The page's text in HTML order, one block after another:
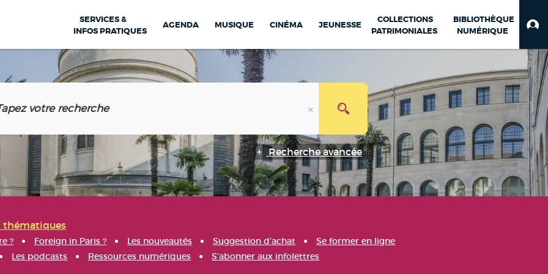
SERVICES &
INFOS PRATIQUES
AGENDA MUSIQUE CINÉMA JEUNESSE
COLLECTIONS
PATRIMONIALES
BIBLIOTHÈQUE
NUMÉRIQUE
Recherche avancée
thématiques
? Foreign in Paris ? Les nouveautés Suggestion d'achat
Se former en ligne
Les podcasts Ressources numériques S'abonner aux infolettres